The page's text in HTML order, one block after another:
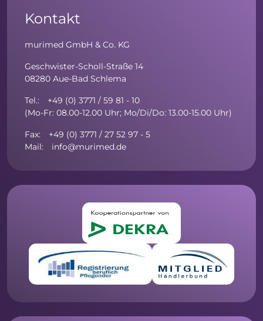
Kontakt
murimed GmbH & Co. KG
Geschwister-Scholl-Straße 14
08280 Aue-Bad Schlema
Tel.: +49 (0) 3771 / 59 81 - 10
(Mo-Fr: 08.00-12.00 Uhr; Mo/Di/Do: 13.00-15.00 Uhr)
Fax: +49 (0) 3771 / 27 52 97 - 5
Mail: info@murimed.de